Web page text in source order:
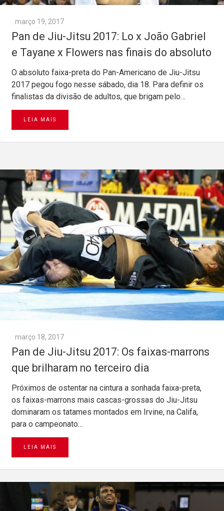
março 19, 2017
Pan de Jiu-Jitsu 2017: Lo x João Gabriel
e Tayane x Flowers nas finais do absoluto
O absoluto faixa-preta do Pan-Americano de Jiu-Jitsu
2017 pegou fogo nesse sábado, dia 18. Para definir os
finalistas da divisão de adultos, que brigam pelo…
LEIA MAIS
março 18, 2017
Pan de Jiu-Jitsu 2017: Os faixas-marrons
que brilharam no terceiro dia
Próximos de ostentar na cintura a sonhada faixa-preta,
os faixas-marrons mais cascas-grossas do Jiu-Jitsu
dominaram os tatames montados em Irvine, na Califa,
para o campeonato…
LEIA MAIS